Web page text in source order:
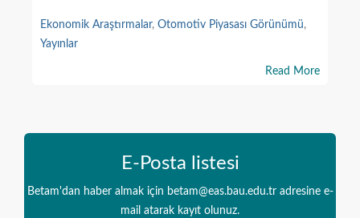
Ekonomik Araştırmalar, Otomotiv Piyasası Görünümü,
Yayınlar
Read More
E-Posta listesi
Betam'dan haber almak için betam@eas.bau.edu.tr adresine e-
mail atarak kayıt olunuz.